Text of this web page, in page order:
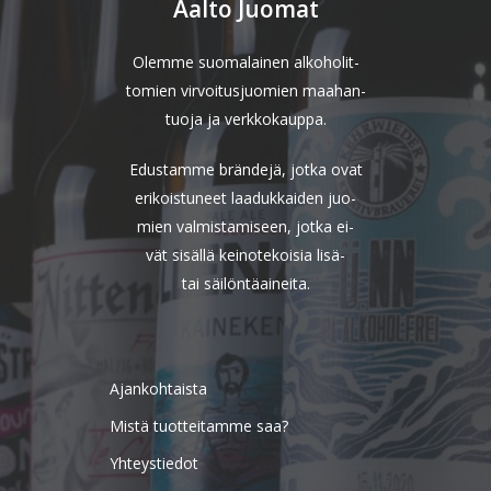
Aalto Juomat
Olemme suomalainen alkoholit-
tomien virvoitusjuomien maahan-
tuoja ja verkkokauppa.
Edustamme brändejä, jotka ovat
erikoistuneet laadukkaiden juo-
mien valmistamiseen, jotka ei-
vät sisällä keinotekoisia lisä-
tai säilöntäaineita.
Ajankohtaista
Mistä tuotteitamme saa?
Yhteystiedot